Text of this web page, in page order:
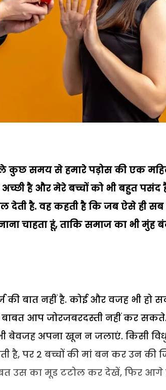
कुछ समय से हमारे पड़ोस की एक
है और मेरे बच्चों को भी बहुत पसंद
देती है. वह कहती है कि जब ऐसे ही
चाहता हूं,ताकि समाज का भी मुंह
की बात नहीं है. कोई और वजह भी हो
आप जोरजबरदस्ती नहीं कर
बेवजह अपना खून न जलाएं. किसी
है, पर 2 बच्चों की मां बन कर उन की
उस का मूड टटोल कर देखें, फिर आगे